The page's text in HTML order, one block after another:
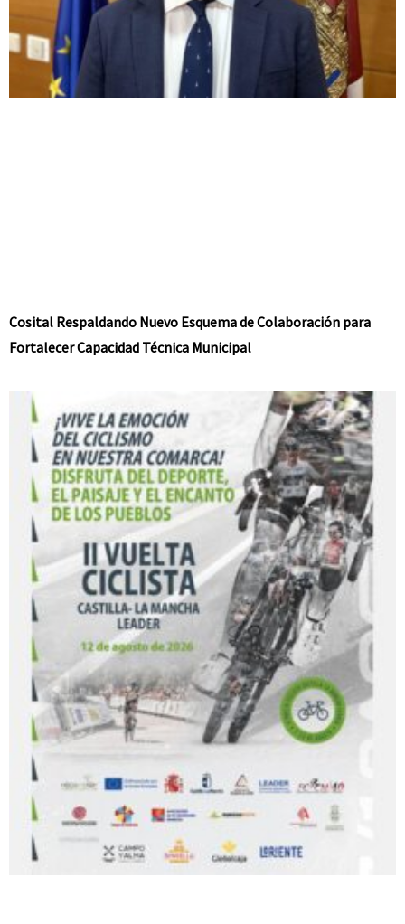
Cosital Respaldando Nuevo Esquema de Colaboración para
Fortalecer Capacidad Técnica Municipal